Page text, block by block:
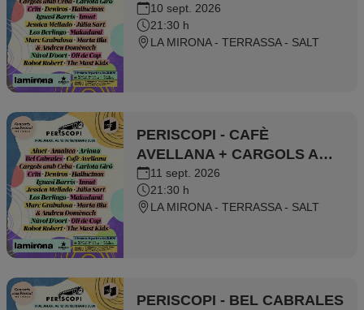
10 sept. 2026
21:30 h
LA MIRONA - TERRASSA - SALT
PERISCOPI - CAFÈ
AVELLANA + CARGOLS AMB
CEBA
11 sept. 2026
21:30 h
LA MIRONA - TERRASSA - SALT
PERISCOPI - BEL CABRALES